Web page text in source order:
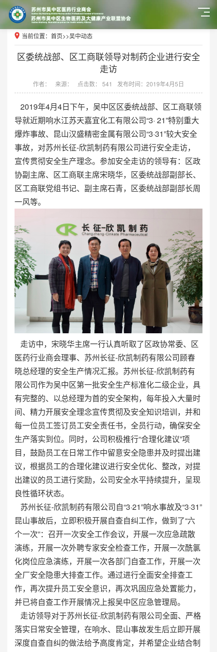
当前位置： 首页>>吴中动态
区委统战部、区工商联领导对制药企业进行安全
走访
作者： 来源： 点击数： 541 发布时间：2019年4月5日
2019年4月4日下午，吴中区区委统战部、区工商联领
导就近期响水江苏天嘉宜化工有限公司“3· 21”特别重大
爆炸事故、昆山汉盛精密金属有限公司“3·31”较大安全
事故，对苏州长征-欣凯制药有限公司进行安全走访，
宣传贯彻安全生产理念。参加安全走访的领导有：区政
协副主席、区工商联主席宋晓华，区委统战部副部长、
区工商联党组书记、副主席石青，区委统战部副部长周
一风等。
走访中，宋晓华主席一行认真听取了区政协常委、区
医药行业商会理事、苏州长征-欣凯制药有限公司顾春
晓总经理的安全生产情况汇报。苏州长征-欣凯制药有
限公司作为吴中区第一批安全生产标准化二级企业，具
有完整的、以总经理为首的安全架构，每年投入大量时
间、精力开展安全理念宣传贯彻及安全知识培训，并和
每一位员工签订员工安全责任书，全员行动，确保安全
生产落实到位。同时，公司积极推行“合理化建议”项
目，鼓励员工在日常工作中留意安全隐患并及时提出建
议，根据员工的合理化建议进行安全优化、整改，对提
出建议的员工进行奖励，公司安全水平持续提升，呈现
良性循环状态。
苏州长征-欣凯制药有限公司自“3·21”响水事故及“3·31”
昆山事故后，立即积极开展自查自纠工作，做到了“六
个一次”：召开一次安全工作会议，开展一次应急疏散
演练，开展一次外聘专家安全检查工作，开展一次酰氯
化岗位应急演练，开展一次各部门自查工作，开展一次
全厂安全隐患大排查工作。通过进行全面安全排查工
作，再次提升员工安全意识，再次巩固应急处置能力，
并已将自查工作开展情况上报吴中区应急管理局。
走访领导对于苏州长征-欣凯制药有限公司全面、严格
落实日常安全管理，在响水、昆山事故发生后立即开展
深度自查自纠的做法给予高度肯定，并希望企业结合制